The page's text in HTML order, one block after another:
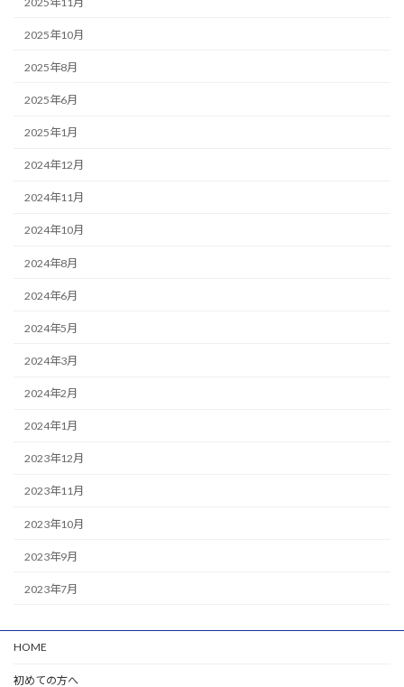
2025年10月
2025年8月
2025年6月
2025年1月
2024年12月
2024年11月
2024年10月
2024年8月
2024年6月
2024年5月
2024年3月
2024年2月
2024年1月
2023年12月
2023年11月
2023年10月
2023年9月
2023年7月
HOME
初めての方へ